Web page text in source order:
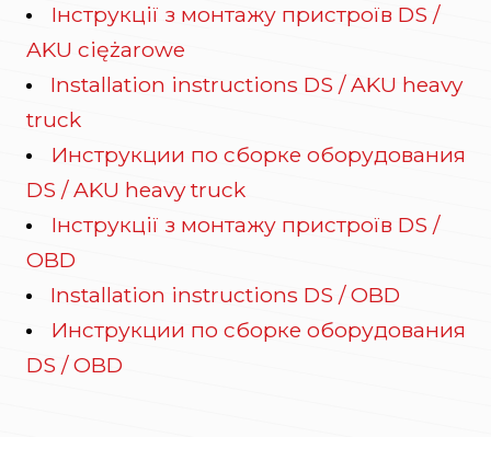
Інструкції з монтажу пристроїв DS /
AKU ciężarowe
Installation instructions DS / AKU heavy
truck
Инструкции по сборке оборудования
DS / AKU heavy truck
Інструкції з монтажу пристроїв DS /
OBD
Installation instructions DS / OBD
Инструкции по сборке оборудования
DS / OBD